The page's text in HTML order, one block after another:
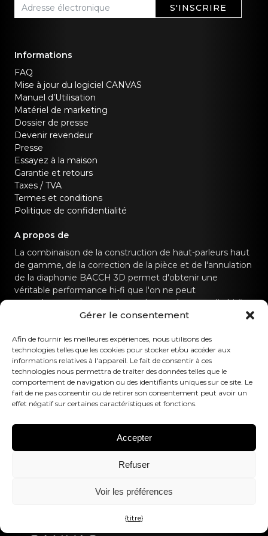
Gérer le consentement
Afin de fournir les meilleures expériences, nous utilisons des
technologies telles que les cookies pour stocker et/ou accéder aux
informations relatives à l'appareil. Le fait de consentir à ces
technologies nous permettra de traiter des données telles que le
comportement de navigation ou des identifiants uniques sur ce site. Le
fait de ne pas consentir ou de retirer son consentement peut avoir un
effet négatif sur certaines caractéristiques et fonctions.
Accepter
Refuser
Voir les préférences
{titre}
S'INSCRIRE
Informations
FAQ
Mise à jour du logiciel CANVAS
Manuel d’Utilisation
Matériel de marketing
Dossier de presse
Devenir revendeur
Presse
Essayez à la maison
Garantie et retours
Taxes / TVA
Termes et conditions
Politique de confidentialité
A propos de
La combinaison de la construction de haut-parleurs haut
de gamme, de la correction de la pièce et de l'annulation
de la diaphonie BACCH 3D permet d'obtenir une
véritable performance hi-fi que l'on ne peut
normalement obtenir qu'avec des systèmes audio hi-fi
Contactez-nous
hello@canvashifi.com Appeler le +45 29 75 00 45
CANVAS HiFi ApS
Flade Engvej 4
Numéro de TVA :DK43519425